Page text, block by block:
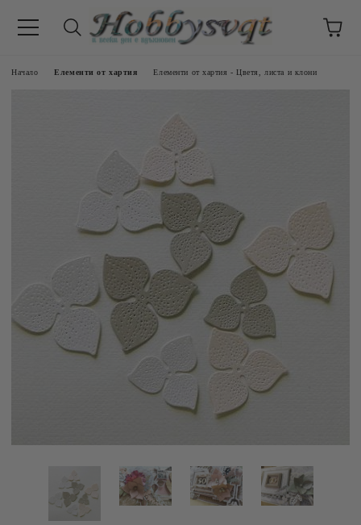
Начало Елементи от хартия Елементи от хартия - Цветя, листа и клони